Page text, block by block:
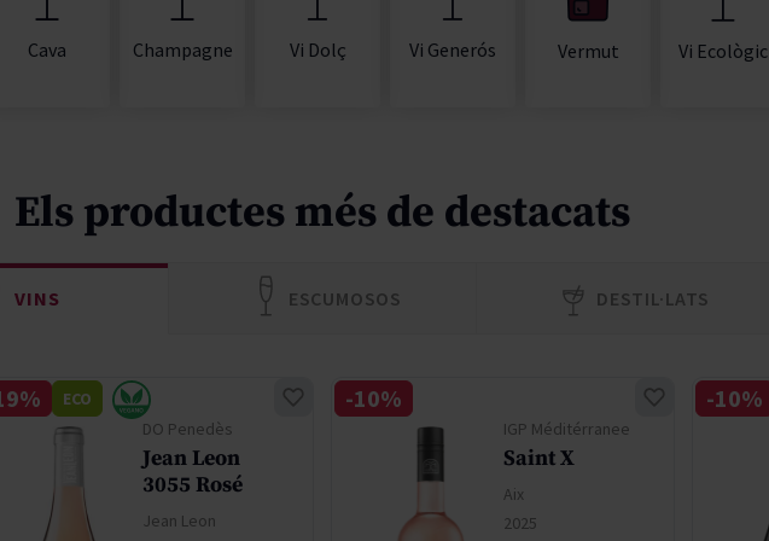
Cava Champagne Vi Dolç Vi Generós Vermut Vi Ecològic
Els productes més de destacats
VINS ESCUMOSOS DESTIL·LATS
DO Penedès
Jean Leon
3055 Rosé
Jean Leon
ECO
IGP Méditérranee
Saint X
Aix
2025
-10% -10%